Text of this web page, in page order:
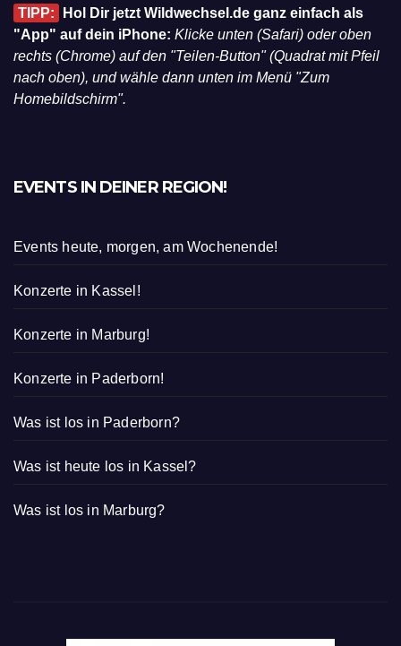
TIPP: Hol Dir jetzt Wildwechsel.de ganz einfach als
"App" auf dein iPhone: Klicke unten (Safari) oder oben
rechts (Chrome) auf den "Teilen-Button" (Quadrat mit Pfeil
nach oben), und wähle dann unten im Menü "Zum
Homebildschirm".
EVENTS IN DEINER REGION!
Events heute, morgen, am Wochenende!
Konzerte in Kassel!
Konzerte in Marburg!
Konzerte in Paderborn!
Was ist los in Paderborn?
Was ist heute los in Kassel?
Was ist los in Marburg?